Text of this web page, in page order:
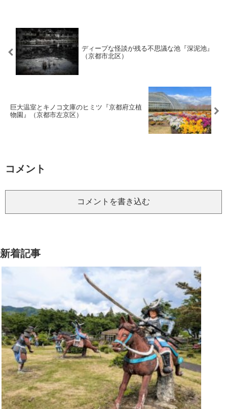
ディープな怪談が残る不思議な池『深泥池』
（京都市北区）
巨大温室とキノコ文庫のヒミツ『京都府立植
物園』（京都市左京区）
コメント
コメントを書き込む
新着記事